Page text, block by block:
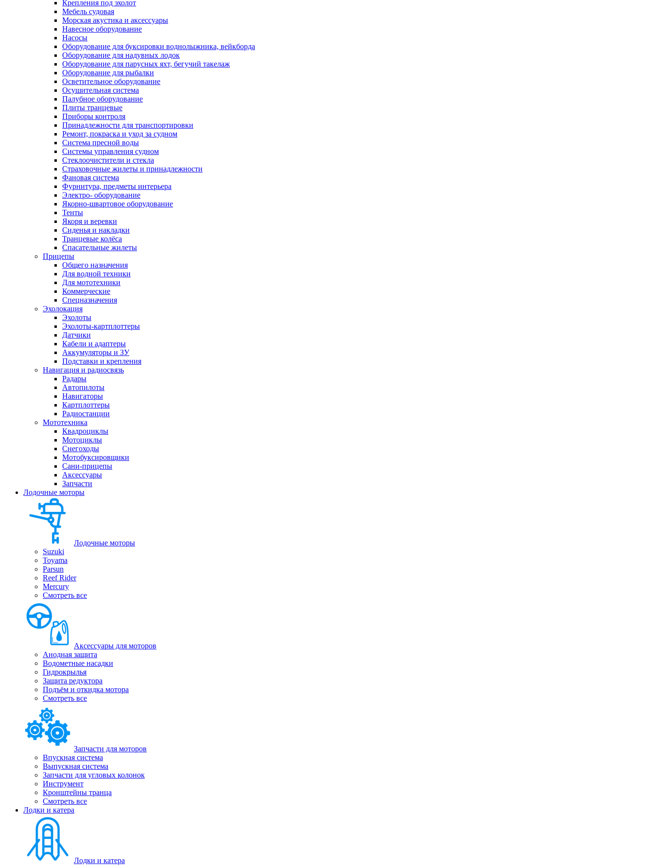
Крепления под эхолот
Мебель судовая
Морская акустика и аксессуары
Навесное оборудование
Насосы
Оборудование для буксировки воднолыжника, вейкборда
Оборудование для надувных лодок
Оборудование для парусных яхт, бегучий такелаж
Оборудование для рыбалки
Осветительное оборудование
Осушительная система
Палубное оборудование
Плиты транцевые
Приборы контроля
Принадлежности для транспортировки
Ремонт, покраска и уход за судном
Система пресной воды
Системы управления судном
Стеклоочистители и стекла
Страховочные жилеты и принадлежности
Фановая система
Фурнитура, предметы интерьера
Электро- оборудование
Якорно-швартовое оборудование
Тенты
Якоря и веревки
Сиденья и накладки
Транцевые колёса
Спасательные жилеты
Прицепы
Общего назначения
Для водной техники
Для мототехники
Коммерческие
Спецназначения
Эхолокация
Эхолоты
Эхолоты-картплоттеры
Датчики
Кабели и адаптеры
Аккумуляторы и ЗУ
Подставки и крепления
Навигация и радиосвязь
Радары
Автопилоты
Навигаторы
Картплоттеры
Радиостанции
Мототехника
Квадроциклы
Мотоциклы
Снегоходы
Мотобуксировщики
Сани-прицепы
Аксессуары
Запчасти
Лодочные моторы
Лодочные моторы
Suzuki
Toyama
Parsun
Reef Rider
Mercury
Смотреть все
Аксессуары для моторов
Анодная защита
Водометные насадки
Гидрокрылья
Защита редуктора
Подъём и откидка мотора
Смотреть все
Запчасти для моторов
Впускная система
Выпускная система
Запчасти для угловых колонок
Инструмент
Кронштейны транца
Смотреть все
Лодки и катера
Лодки и катера